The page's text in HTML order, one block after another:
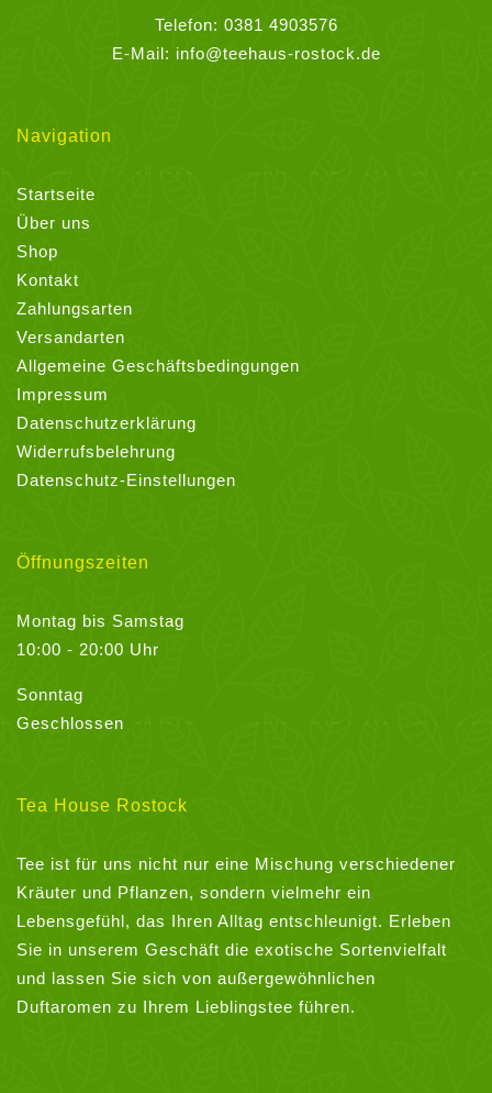
werden
Telefon: 0381 4903576
E-Mail: info@teehaus-rostock.de
Navigation
Startseite
Über uns
Shop
Kontakt
Zahlungsarten
Versandarten
Allgemeine Geschäftsbedingungen
Impressum
Datenschutzerklärung
Widerrufsbelehrung
Datenschutz-Einstellungen
Öffnungszeiten
Montag bis Samstag
10:00 - 20:00 Uhr
Sonntag
Geschlossen
Tea House Rostock
Tee ist für uns nicht nur eine Mischung verschiedener
Kräuter und Pflanzen, sondern vielmehr ein
Lebensgefühl, das Ihren Alltag entschleunigt. Erleben
Sie in unserem Geschäft die exotische Sortenvielfalt
und lassen Sie sich von außergewöhnlichen
Duftaromen zu Ihrem Lieblingstee führen.